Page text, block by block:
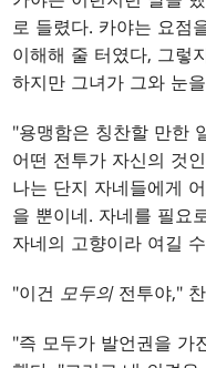
로 들렸다. 카야는 요점
이해해 줄 터였다, 그렇
하지만 그녀가 그와 눈
"용맹함은 칭찬할 만한
어떤 전투가 자신의 것
나는 단지 자네들에게
을 뿐이네. 자네를 필요
자네의 고향이라 여길
"이건 모두의 전투야,"
"즉 모두가 발언권을 가